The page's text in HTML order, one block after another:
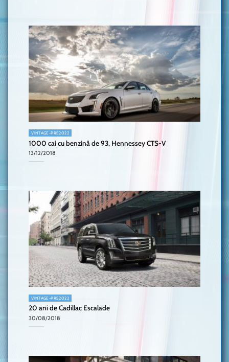
VINTAGE-PRE2022
1000 cai cu benzină de 93, Hennessey CTS-V
13/12/2018
VINTAGE-PRE2022
20 ani de Cadillac Escalade
30/08/2018